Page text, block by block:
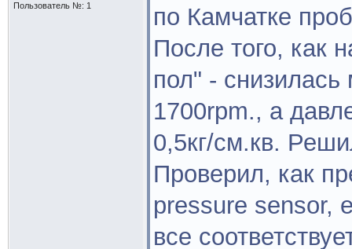
Пользователь №: 1
по Камчатке
После того, как
пол" -
1700rpm., а
0,5кг/cм.кв.
Проверил, как
pressure sensor,
все